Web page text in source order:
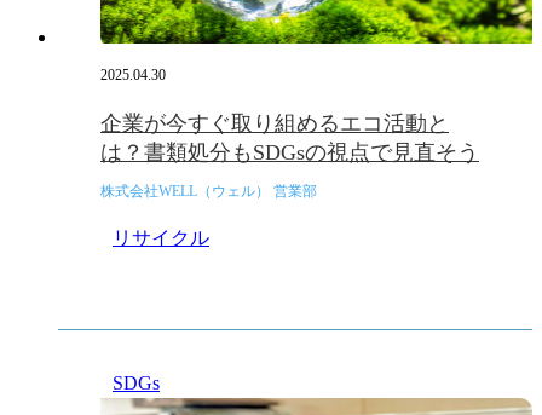
2025.04.30
企業が今すぐ取り組めるエコ活動と
は？書類処分もSDGsの視点で見直そう
株式会社WELL（ウェル） 営業部
リサイクル
SDGs